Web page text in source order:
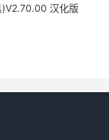
)V2.70.00 汉化版